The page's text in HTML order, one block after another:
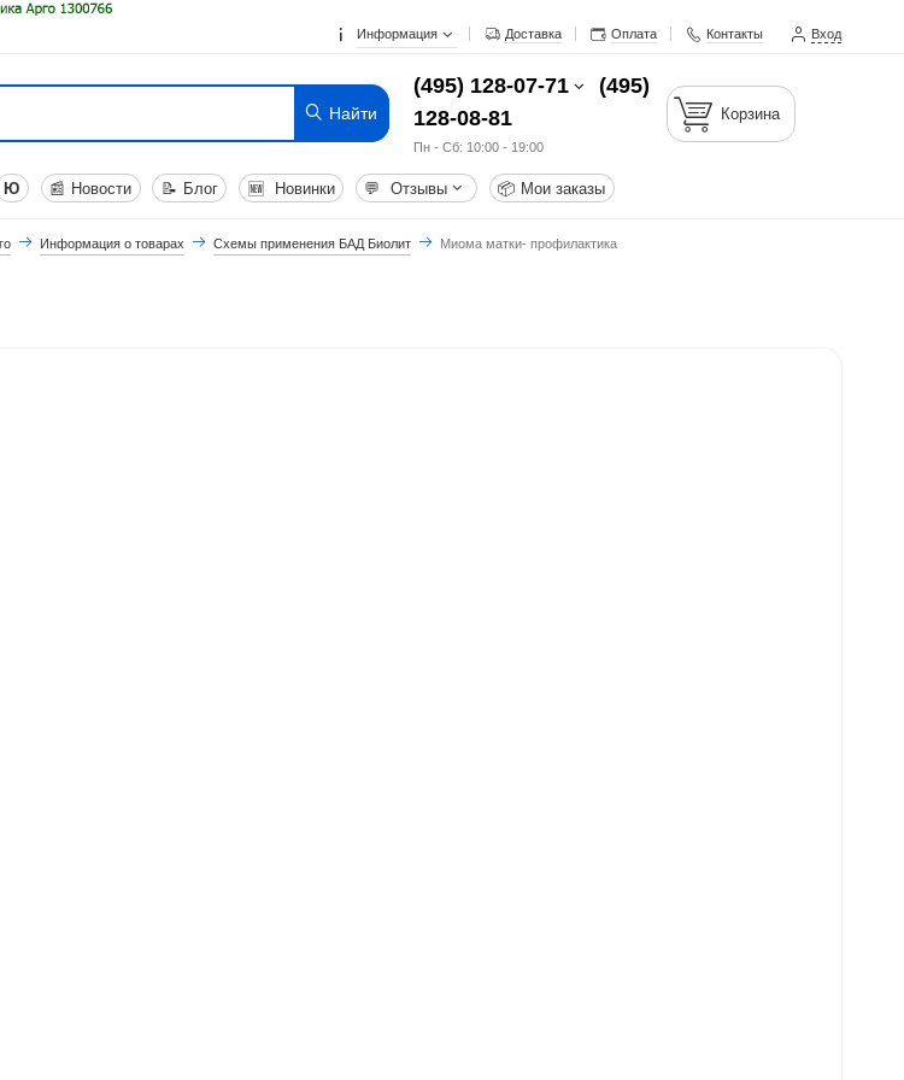
Информация Доставка Оплата Контакты Вход
Найти
(495) 128-07-71
(495)
128-08-81
Пн - Cб: 10:00 - 19:00
Корзина
Ю 📰 Новости 📝 Блог 🆕 Новинки 💬 Отзывы 📦 Мои заказы
Информация о товарах Схемы применения БАД Биолит Миома матки- профилактика